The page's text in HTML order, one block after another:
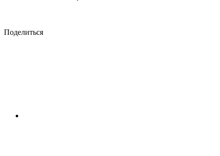
Поделиться